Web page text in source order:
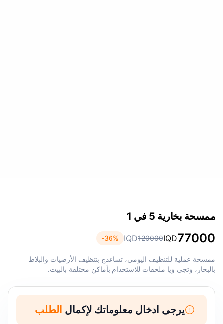
ممسحة بخارية 5 في 1
77000
IQD
120000
IQD
36%-
ممسحة عملية للتنظيف اليومي، تساعدج بتنظيف الأرضيات والبلاط
بالبخار، وتجي ويا ملحقات للاستخدام بأماكن مختلفة بالبيت.
يرجى ادخال معلوماتك لإكمال الطلب